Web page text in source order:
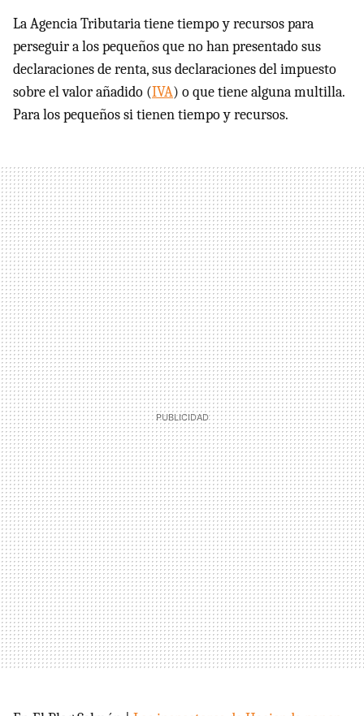
La Agencia Tributaria tiene tiempo y recursos para
perseguir a los pequeños que no han presentado sus
declaraciones de renta, sus declaraciones del impuesto
sobre el valor añadido (IVA) o que tiene alguna multilla.
Para los pequeños si tienen tiempo y recursos.